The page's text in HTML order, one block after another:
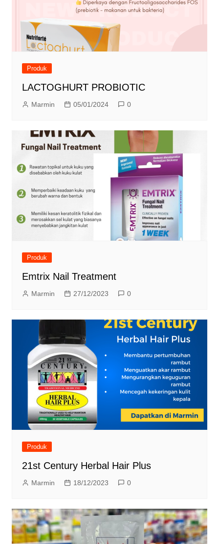
Produk
LACTOGHURT PROBIOTIC
Marmin 05/01/2024 0
Produk
Emtrix Nail Treatment
Marmin 27/12/2023 0
Produk
21st Century Herbal Hair Plus
Marmin 18/12/2023 0